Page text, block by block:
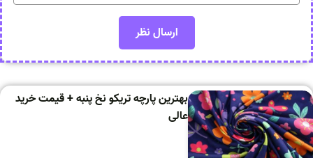
بهترین پارچه تریکو نخ پنبه + قیمت خرید
عالی